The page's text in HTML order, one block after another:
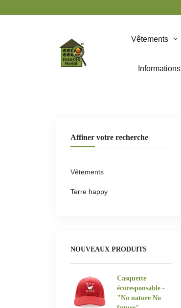
Vêtements
Informations
Affiner votre recherche
Vêtements
Terre happy
NOUVEAUX PRODUITS
Casquette
écoresponsable -
"No nature No